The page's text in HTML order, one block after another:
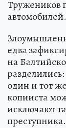
Тружеников
автомобилей.
едва
на
один и тот
копииста
исключают
преступника.